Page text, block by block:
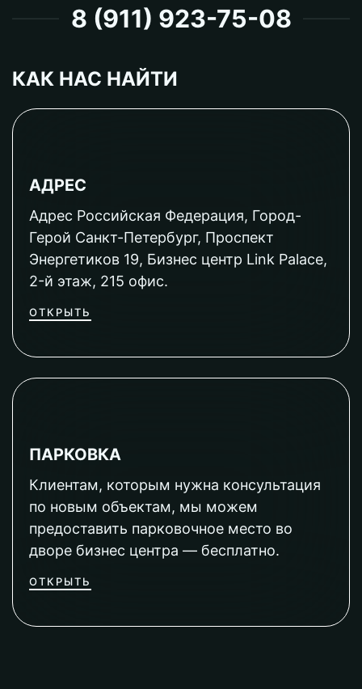
8 (911) 923-75-08
КАК НАС НАЙТИ
АДРЕС
Адрес Российская Федерация, Город-
Герой Санкт-Петербург, Проспект
Энергетиков 19, Бизнес центр Link Palace,
2-й этаж, 215 офис.
ОТКРЫТЬ
ПАРКОВКА
Клиентам, которым нужна консультация
по новым объектам, мы можем
предоставить парковочное место во
дворе бизнес центра — бесплатно.
ОТКРЫТЬ